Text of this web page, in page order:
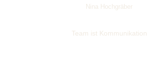
Nina Hochgräber
Team ist Kommunikation